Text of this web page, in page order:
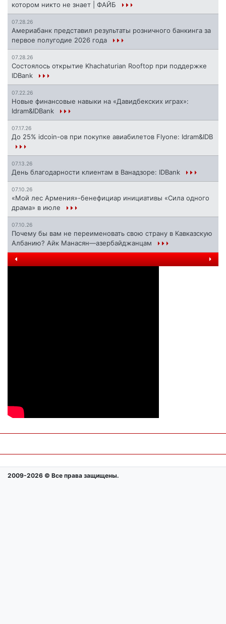
котором никто не знает | ФАЙБ
07.28.26
Америабанк представил результаты розничного банкинга за
первое полугодие 2026 года
07.28.26
Состоялось открытие Khachaturian Rooftop при поддержке
IDBank
07.22.26
Новые финансовые навыки на «Давидбекских играх»:
Idram&IDBank
07.17.26
До 25% idcoin-ов при покупке авиабилетов Flyone: Idram&IDB
07.13.26
День благодарности клиентам в Ванадзоре: IDBank
07.10.26
«Мой лес Армения»-бенефициар инициативы «Сила одного
драма» в июле
07.10.26
Почему бы вам не переименовать свою страну в Кавказскую
Албанию? Айк Манасян—азербайджанцам
2009-2026 © Все права защищены.